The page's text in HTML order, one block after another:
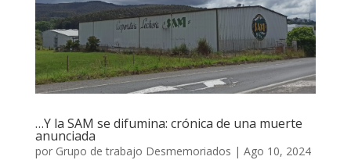
…Y la SAM se difumina: crónica de una muerte
anunciada
por Grupo de trabajo Desmemoriados | Ago 10, 2024